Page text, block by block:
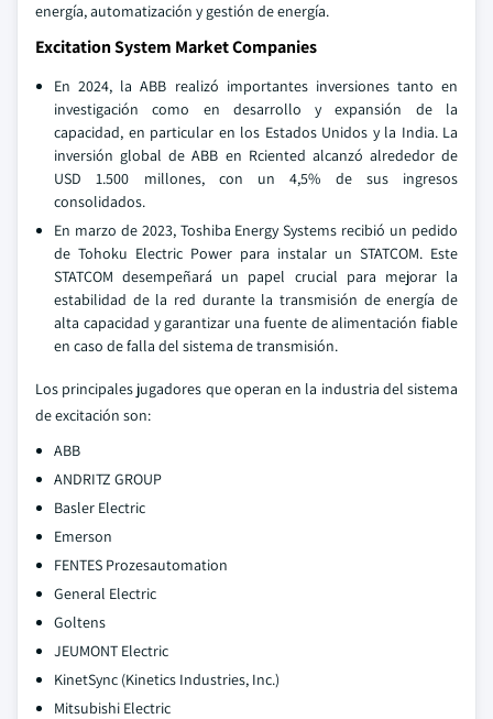
energía, automatización y gestión de energía.
Excitation System Market Companies
En 2024, la ABB realizó importantes inversiones tanto en
investigación como en desarrollo y expansión de la
capacidad, en particular en los Estados Unidos y la India. La
inversión global de ABB en Rciented alcanzó alrededor de
USD 1.500 millones, con un 4,5% de sus ingresos
consolidados.
En marzo de 2023, Toshiba Energy Systems recibió un pedido
de Tohoku Electric Power para instalar un STATCOM. Este
STATCOM desempeñará un papel crucial para mejorar la
estabilidad de la red durante la transmisión de energía de
alta capacidad y garantizar una fuente de alimentación fiable
en caso de falla del sistema de transmisión.
Los principales jugadores que operan en la industria del sistema
de excitación son:
ABB
ANDRITZ GROUP
Basler Electric
Emerson
FENTES Prozesautomation
General Electric
Goltens
JEUMONT Electric
KinetSync (Kinetics Industries, Inc.)
Mitsubishi Electric